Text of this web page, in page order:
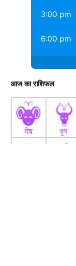
3:00 pm
6:00 pm
आज का राशिफल